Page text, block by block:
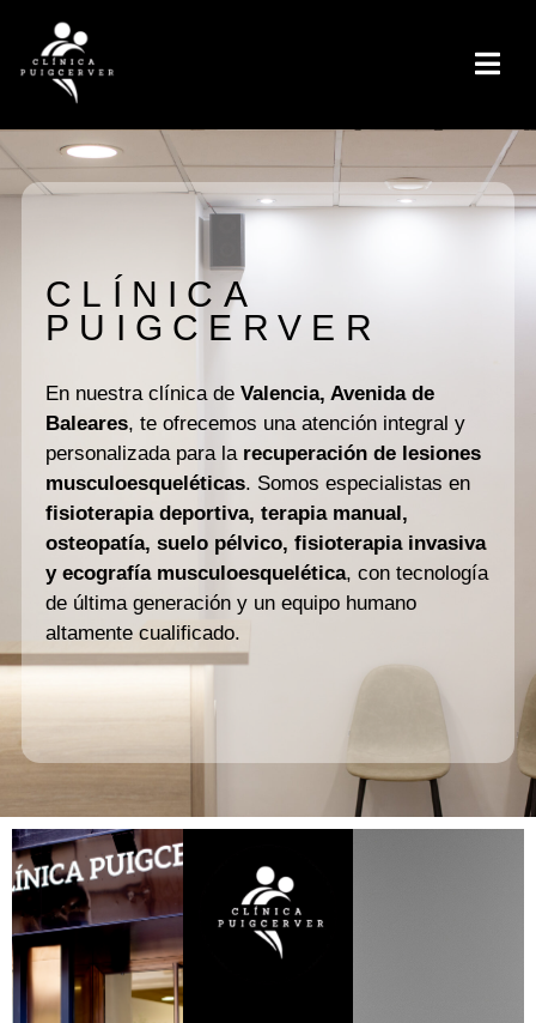
CLÍNICA
PUIGCERVER
En nuestra clínica de Valencia, Avenida de
Baleares, te ofrecemos una atención integral y
personalizada para la recuperación de lesiones
musculoesqueléticas. Somos especialistas en
fisioterapia deportiva, terapia manual,
osteopatía, suelo pélvico, fisioterapia invasiva
y ecografía musculoesquelética, con tecnología
de última generación y un equipo humano
altamente cualificado.